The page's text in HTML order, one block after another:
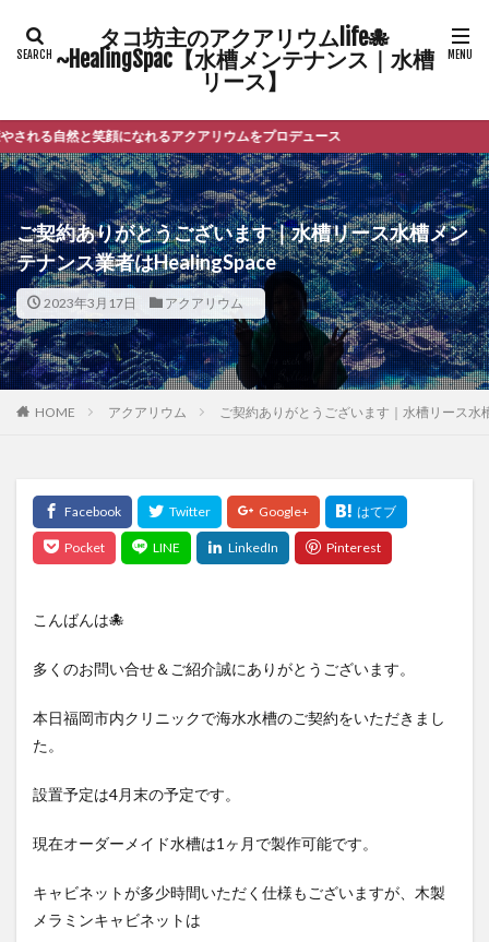
タコ坊主のアクアリウムlife🐙
~HealingSpac【水槽メンテナンス｜水槽
リース】
然と笑顔になれるアクアリウムをプロデュース
ご契約ありがとうございます｜水槽リース水槽メン
テナンス業者はHealingSpace
2023年3月17日 アクアリウム
HOME アクアリウム ご契約ありがとうございます｜水槽リース水
こんばんは🐙
多くのお問い合せ＆ご紹介誠にありがとうございます。
本日福岡市内クリニックで海水水槽のご契約をいただきまし
た。
設置予定は4月末の予定です。
現在オーダーメイド水槽は1ヶ月で製作可能です。
キャビネットが多少時間いただく仕様もございますが、木製
メラミンキャビネットは